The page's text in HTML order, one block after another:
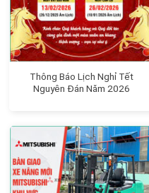
Thông Báo Lịch Nghỉ Tết
Nguyên Đán Năm 2026